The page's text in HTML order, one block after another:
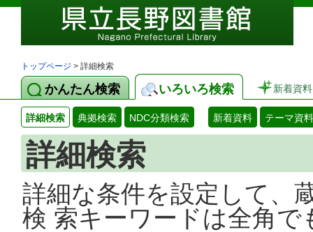
トップページ > 詳細検索
かんたん検索 いろいろ検索 新着資料
詳細検索 典拠検索 NDC分類検索 新着資料 テーマ資料
詳細検索
詳細な条件を設定して、
検 索キーワードは全角